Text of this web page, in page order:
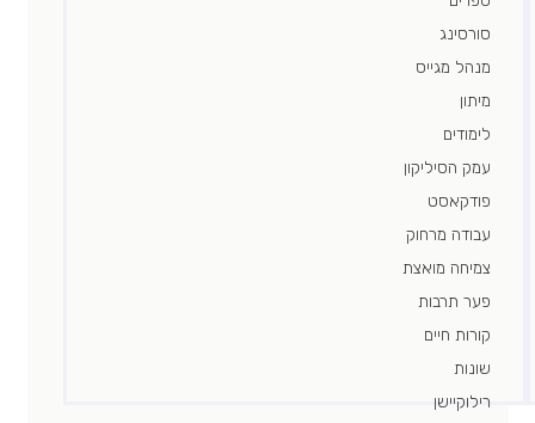
סורסינג
מנהל מגייס
מיתון
לימודים
עמק הסיליקון
פודקאסט
עבודה מרחוק
צמיחה מואצת
פער תרבות
קורות חיים
שונות
רילוקיישן